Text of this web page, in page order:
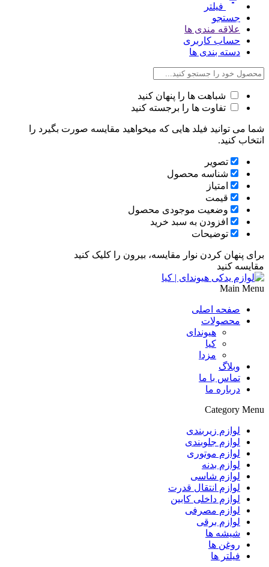
فیلتر
جستجو
علاقه مندی ها
حساب کاربری
دسته بندی ها
شباهت ها را پنهان کنید
تفاوت ها را برجسته کنید
شما می توانید فیلد هایی که میخواهید مقایسه صورت بگیرد را
انتخاب کنید.
تصویر
شناسه محصول
امتیاز
قیمت
وضعیت موجودی محصول
افزودن به سبد خرید
توضیحات
برای پنهان کردن نوار مقایسه، بیرون را کلیک کنید
مقایسه کنید
Main Menu
صفحه اصلی
محصولات
هیوندای
کیا
مزدا
وبلاگ
تماس با ما
درباره ما
Category Menu
لوازم زیربندی
لوازم جلوبندی
لوازم موتوری
لوازم بدنه
لوازم شاسی
لوازم انتقال قدرت
لوازم داخلی کابین
لوازم مصرفی
لوازم برقی
شیشه ها
روغن ها
فیلتر ها